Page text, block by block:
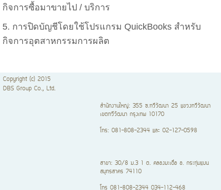
กิจการซื้อมาขายไป / บริการ
5. การปิดบัญชีโดยใช้โปรแกรม QuickBooks สำหรับ
กิจการอุตสาหกรรมการผลิต
Copyright (c) 2015
DBS Group Co., Ltd.
สำนักงานใหญ่: 355 ซ.ทวีวัฒนา 25 แขวงทวีวัฒนา
เขตทวีวัฒนา กรุงเทพ 10170
โทร: 081-808-2344 และ 02-127-0598
สาขา: 30/8 ม.3 1 ต. คลองมะเดื่อ อ. กระทุ่มแบน
สมุทรสาคร 74110
โทร 081-808-2344 034-112-468